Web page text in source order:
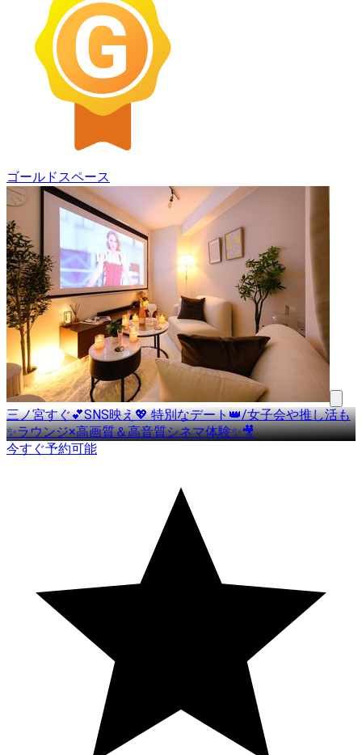
ゴールドスペース
三ノ宮すぐ💕SNS映え💖 特別なデート👑/女子会や推し活も
✨ラウンジ×高画質＆高音質シネマ体験✨🎥
今すぐ予約可能